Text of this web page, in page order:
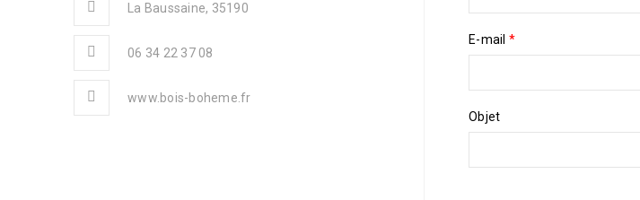
La Baussaine, 35190
06 34 22 37 08
www.bois-boheme.fr
E-mail *
Objet